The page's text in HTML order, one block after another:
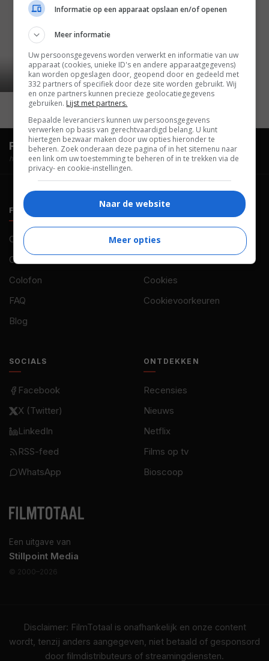
FilmTotaal.Hét online filmoverzicht.
hosted by
Een uitgave van
Stillpoint Media
© 2000–2026
FILMTOTAAL
Contact
Over ons
Colofon
FAQ
Blog
Privacy
Cookies
Cookievoorkeuren
SOCIALS
Facebook
X (Twitter)
LinkedIn
RSS-feed
WhatsApp
ONTDEKKEN
Recensies
Nieuws
Netflix
Films op tv
Bioscoop
Disclaimer: FilmTotaal is onafhankelijk en onze content
wordt, tenzij anders aangegeven, niet betaald of gesponsord
door filmdistributeurs of streamingdiensten.
Informatie op een apparaat opslaan en/of openen
Meer informatie
Uw persoonsgegevens worden verwerkt en informatie van uw
apparaat (cookies, unieke ID's en andere apparaatgegevens)
kan worden opgeslagen door, geopend door en gedeeld met
332 partners of specifiek door deze site worden gebruikt. Wij
en onze partners kunnen precieze geolocatiegegevens
gebruiken. Lijst met partners.
Bepaalde leveranciers kunnen uw persoonsgegevens
verwerken op basis van gerechtvaardigd belang. U kunt
hiertegen bezwaar maken door uw opties hieronder te
beheren. Zoek onderaan deze pagina of in het sitemenu naar
een link om uw toestemming te beheren of in te trekken via de
privacy- en cookie-instellingen.
Naar de website
Meer opties